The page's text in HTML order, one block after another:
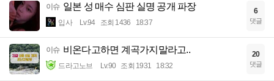
이슈 일본 성 매수 심판 실명 공개 파장
입사 Lv.94 조회 1436 18:37
6
댓글
이슈 비온다고하면 계곡가지말라고..
드라고노브 Lv.90 조회 1931 18:32
20
댓글